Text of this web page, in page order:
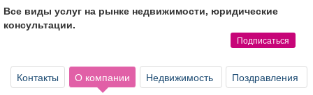
Проекты
Все виды услуг на рынке недвижимости, юридические
консультации.
Подписаться
Контакты О компании Недвижимость Поздравления